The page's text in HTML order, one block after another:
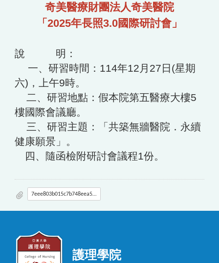
奇美醫療財團法人奇美醫院
「2025年長照3.0國際研討會」
說 明：
一、研習時間：114年12月27日(星期
六)，上午9時。
二、研習地點：假本院第五醫療大樓5
樓國際會議廳。
三、研習主題：「共築無牆醫院．永續
健康願景」。
四、隨函檢附研討會議程1份。
7eee803b015c7b748eea5b395425539b_0005259B7A_ATTCH2.pdf
護理學院